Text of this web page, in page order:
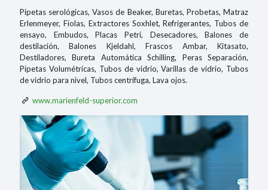
Pipetas serológicas, Vasos de Beaker, Buretas, Probetas, Matraz
Erlenmeyer, Fiolas, Extractores Soxhlet, Refrigerantes, Tubos de
ensayo, Embudos, Placas Petri, Desecadores, Balones de
destilación, Balones Kjeldahl, Frascos Ambar, Kitasato,
Destiladores, Bureta Automática Schilling, Peras Separación,
Pipetas Volumétricas, Tubos de vidrio, Varillas de vidrio, Tubos
de vidrio para nivel, Tubos centrífuga, Lava ojos.
www.marienfeld-superior.com